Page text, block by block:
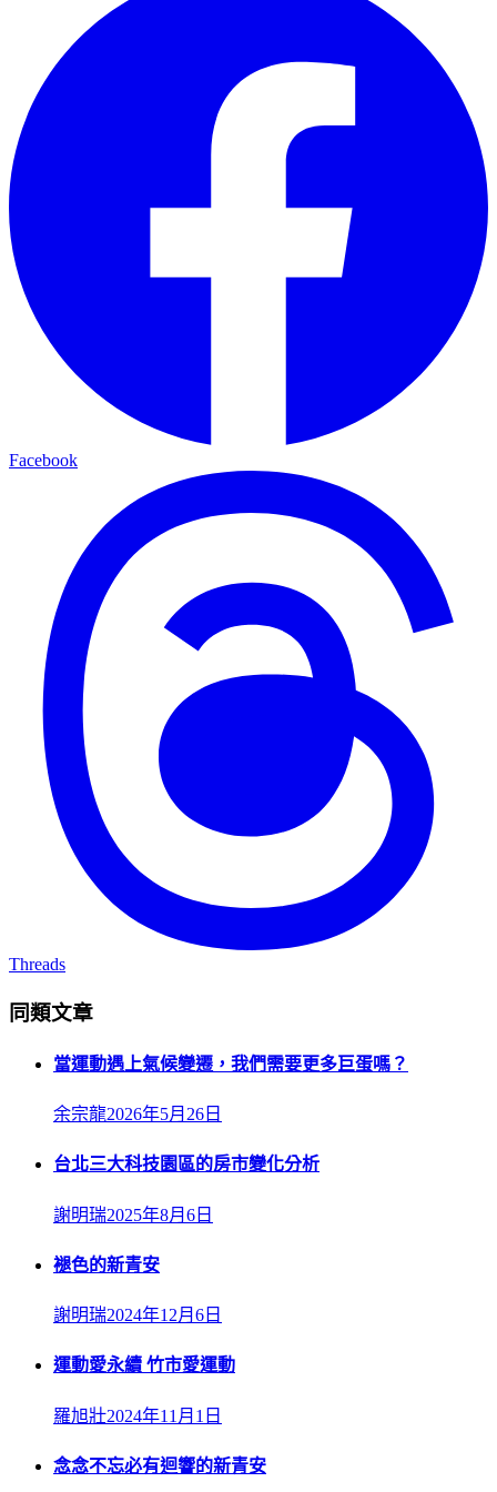
Facebook
Threads
同類文章
當運動遇上氣候變遷，我們需要更多巨蛋嗎？
余宗龍2026年5月26日
台北三大科技園區的房市變化分析
謝明瑞2025年8月6日
褪色的新青安
謝明瑞2024年12月6日
運動愛永續 竹市愛運動
羅旭壯2024年11月1日
念念不忘必有迴響的新青安